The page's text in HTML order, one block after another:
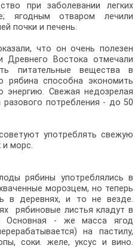
при заболевании легких
ягодным отваром лечили
почки и печень.
что он очень полезен
Древнего Востока отмечали
питательные вещества в
рябина способна экономить
энергию. Свежая недозрелая
потребления - до 50
употреблять свежую
и морс.
рябины употреблялись в
морозцем, но теперь
в деревнях, и то не везде.
рябиновые листья кладут в
Основная - же масса ягод
на пастилу,
соки. желе, уксус и вино.